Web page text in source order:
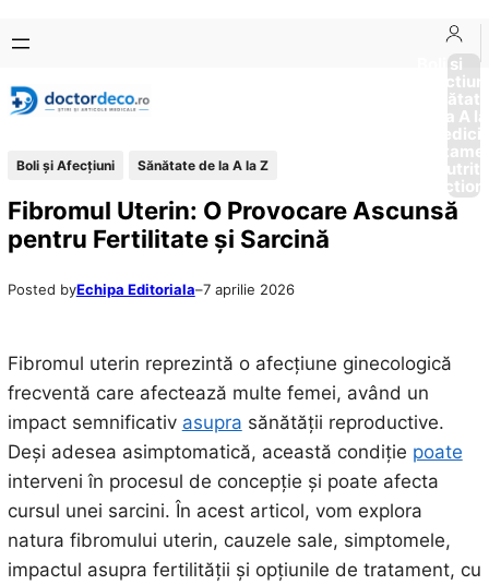
conținut
content
Boli si
Afectiuni
Sănătate
de la A
Boli și Afecțiuni Sănătate de la A la Z
Fibromul Uterin: O Provocare Ascunsă
pentru Fertilitate și Sarcină
Posted byEchipa Editoriala–7 aprilie 2026
Fibromul uterin reprezintă o afecțiune ginecologică
frecventă care afectează multe femei, având un
impact semnificativ asupra sănătății reproductive.
Deși adesea asimptomatică, această condiție poate
interveni în procesul de concepție și poate afecta
cursul unei sarcini. În acest articol, vom explora
natura fibromului uterin, cauzele sale, simptomele,
impactul asupra fertilității și opțiunile de tratament, cu